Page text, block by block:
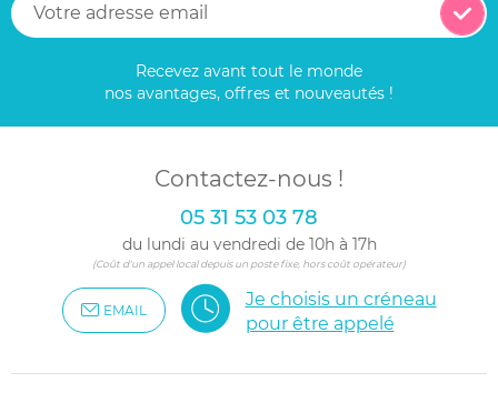
Recevez avant tout le monde
nos avantages, offres et nouveautés !
Contactez-nous !
05 31 53 03 78
du lundi au vendredi de 10h à 17h
(Coût d'un appel local depuis un poste fixe, hors coût opérateur)
EMAIL
Je choisis un créneau
pour être appelé